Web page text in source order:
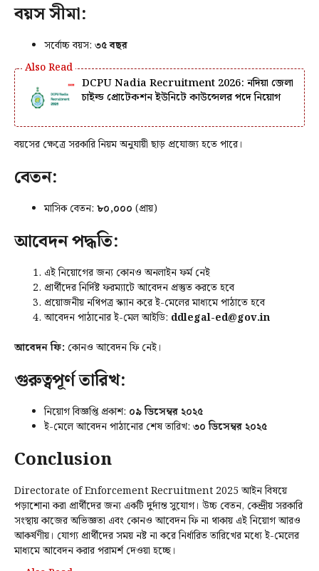
বয়স সীমা:
সর্বোচ্চ বয়স: ৩৫ বছর
DCPU Nadia Recruitment 2026: নদিয়া জেলা
চাইল্ড প্রোটেকশন ইউনিটে কাউন্সেলর পদে নিয়োগ
বয়সের ক্ষেত্রে সরকারি নিয়ম অনুযায়ী ছাড় প্রযোজ্য হতে পারে।
বেতন:
মাসিক বেতন: ₹৮০,০০০ (প্রায়)
আবেদন পদ্ধতি:
এই নিয়োগের জন্য কোনও অনলাইন ফর্ম নেই
প্রার্থীদের নির্দিষ্ট ফরম্যাটে আবেদন প্রস্তুত করতে হবে
প্রয়োজনীয় নথিপত্র স্ক্যান করে ই-মেলের মাধ্যমে পাঠাতে হবে
আবেদন পাঠানোর ই-মেল আইডি: ddlegal-ed@gov.in
আবেদন ফি: কোনও আবেদন ফি নেই।
গুরুত্বপূর্ণ তারিখ:
নিয়োগ বিজ্ঞপ্তি প্রকাশ: ০৯ ডিসেম্বর ২০২৫
ই-মেলে আবেদন পাঠানোর শেষ তারিখ: ৩০ ডিসেম্বর ২০২৫
Conclusion
Directorate of Enforcement Recruitment 2025 আইন বিষয়ে
পড়াশোনা করা প্রার্থীদের জন্য একটি দুর্দান্ত সুযোগ। উচ্চ বেতন, কেন্দ্রীয় সরকারি
সংস্থায় কাজের অভিজ্ঞতা এবং কোনও আবেদন ফি না থাকায় এই নিয়োগ আরও
আকর্ষণীয়। যোগ্য প্রার্থীদের সময় নষ্ট না করে নির্ধারিত তারিখের মধ্যে ই-মেলের
মাধ্যমে আবেদন করার পরামর্শ দেওয়া হচ্ছে।